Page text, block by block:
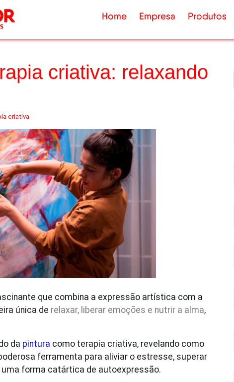
Home Empresa Produtos
criativa: relaxando
criativa
que combina a expressão artística com a
única de relaxar, liberar emoções e nutrir a alma,
da pintura como terapia criativa, revelando como
ferramenta para aliviar o estresse, superar
forma catártica de autoexpressão.